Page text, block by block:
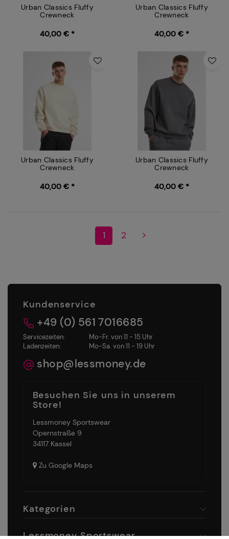
Urban Classics Fluffy
Crewneck
40,00 € *
Urban Classics Fluffy
Crewneck
40,00 € *
Urban Classics Fluffy
Crewneck
40,00 € *
Urban Classics Fluffy
Crewneck
40,00 € *
1 2
Kundenservice
+49 (0) 561 7016685
Servicezeiten:
Mo-Fr. von 11 - 15 Uhr
Ladenzeiten:
Mo-Sa. von 11 - 19 Uhr
shop@lessmoney.de
Besuchen Sie uns in unserem
Store!
Lessmoney Sportswear
Opernstraße 9
34117 Kassel
Zu Google Maps
Kategorien
Lessmoney Sportswear